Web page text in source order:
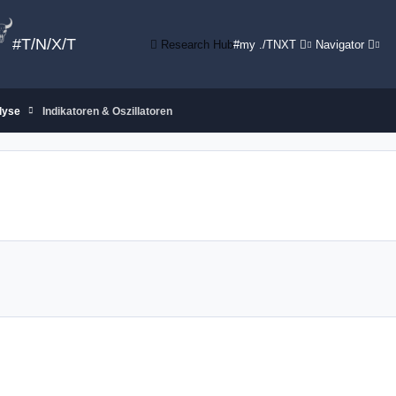
#T/N/X/T Research Hub#my ./TNXT Navigator
Indikatoren & Oszillatoren